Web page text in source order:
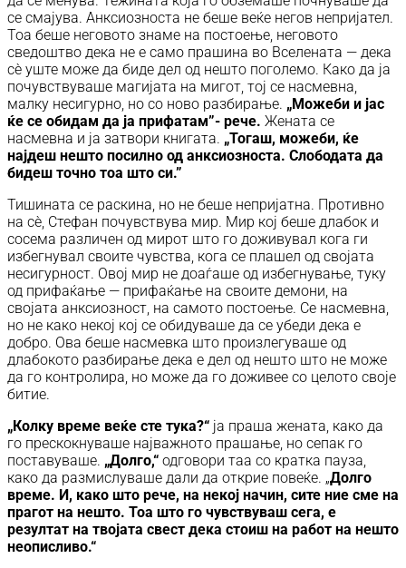
се смајува. Анксиозноста не беше веќе негов непријател.
Тоа беше неговото знаме на постоење, неговото
сведоштво дека не е само прашина во Вселената — дека
сè уште може да биде дел од нешто поголемо. Како да ја
почувствуваше магијата на мигот, тој се насмевна,
малку несигурно, но со ново разбирање. „Можеби и јас
ќе се обидам да ја прифатам”- рече. Жената се
насмевна и ја затвори книгата. „Тогаш, можеби, ќе
најдеш нешто посилно од анксиозноста. Слободата да
бидеш точно тоа што си.”
Тишината се раскина, но не беше непријатна. Противно
на сѐ, Стефан почувствува мир. Мир кој беше длабок и
сосема различен од мирот што го доживувал кога ги
избегнувал своите чувства, кога се плашел од својата
несигурност. Овој мир не доаѓаше од избегнување, туку
од прифаќање — прифаќање на своите демони, на
својата анксиозност, на самото постоење. Се насмевна,
но не како некој кој се обидуваше да се убеди дека е
добро. Ова беше насмевка што произлегуваше од
длабокото разбирање дека е дел од нешто што не може
да го контролира, но може да го доживее со целото своје
битие.
„Колку време веќе сте тука?“ ја праша жената, како да
го прескокнуваше најважното прашање, но сепак го
поставуваше. „Долго,“ одговори таа со кратка пауза,
како да размислуваше дали да открие повеќе. „Долго
време. И, како што рече, на некој начин, сите ние сме на
прагот на нешто. Тоа што го чувствуваш сега, е
резултат на твојата свест дека стоиш на работ на нешто
неописливо.“